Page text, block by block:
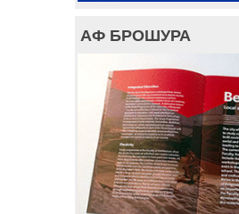
АФ БРОШУРА